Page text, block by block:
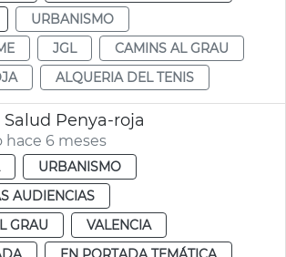
URBANISMO
JGL
CAMINS AL GRAU
ALQUERIA DEL TENIS
Penya-roja
6 meses
URBANISMO
AUDIENCIAS
GRAU
VALENCIA